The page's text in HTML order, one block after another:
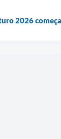
2026